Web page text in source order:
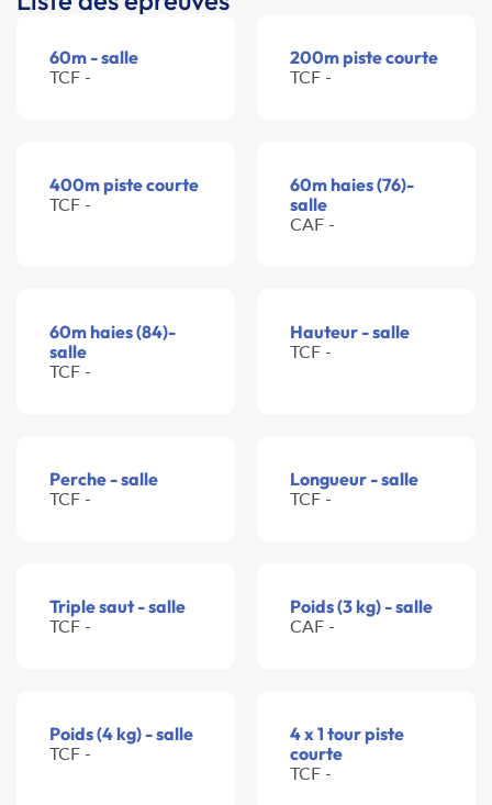
60m - salle
TCF -
200m piste courte
TCF -
400m piste courte
TCF -
60m haies (76)-
salle
CAF -
60m haies (84)-
salle
TCF -
Hauteur - salle
TCF -
Perche - salle
TCF -
Longueur - salle
TCF -
Triple saut - salle
TCF -
Poids (3 kg) - salle
CAF -
Poids (4 kg) - salle
TCF -
4 x 1 tour piste
courte
TCF -